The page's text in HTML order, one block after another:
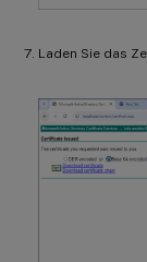
Laden Sie das